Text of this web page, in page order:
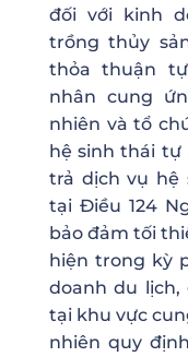
đối với kinh
trồng thủy
thỏa thuận
nhân cung
nhiên và tổ
hệ sinh thái tự
trả dịch vụ hệ
tại Điều 124
bảo đảm tối
hiện trong kỳ
doanh du
tại khu vực
nhiên quy